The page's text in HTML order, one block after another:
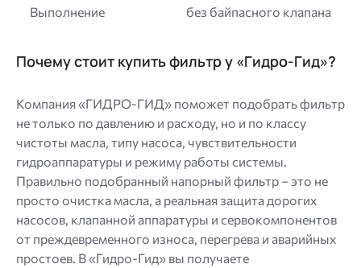
Выполнение без байпасного клапана
Почему стоит купить фильтр у «Гидро-Гид»?
Компания «ГИДРО-ГИД» поможет подобрать фильтр
не только по давлению и расходу, но и по классу
чистоты масла, типу насоса, чувствительности
гидроаппаратуры и режиму работы системы.
Правильно подобранный напорный фильтр – это не
просто очистка масла, а реальная защита дорогих
насосов, клапанной аппаратуры и сервокомпонентов
от преждевременного износа, перегрева и аварийных
простоев. В «Гидро-Гид» вы получаете